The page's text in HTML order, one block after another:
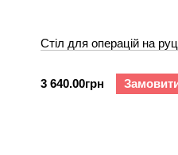
Стіл для операцій на
3 640.00грн